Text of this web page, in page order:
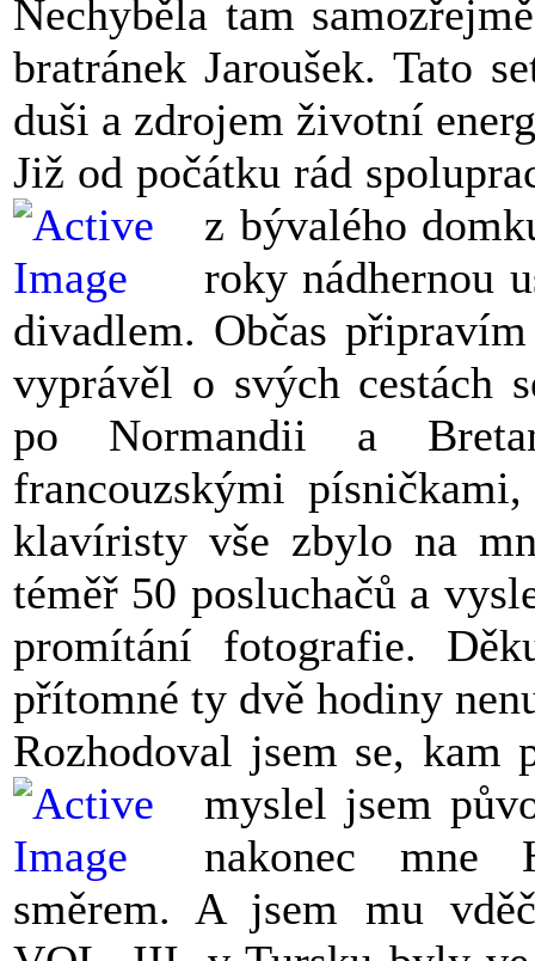
Nechyběla tam
bratránek Jaroušek. Tato
duši a zdrojem životní
Již od počátku rád
z bývalého
roky nádhernou
divadlem. Občas
vyprávěl o svých cestách
po Normandii a
francouzskými
klavíristy vše zbylo na
téměř 50 posluchačů a
promítání fotografie.
přítomné ty dvě hodiny
Rozhodoval jsem se, kam
myslel jsem
nakonec mne
směrem. A jsem mu